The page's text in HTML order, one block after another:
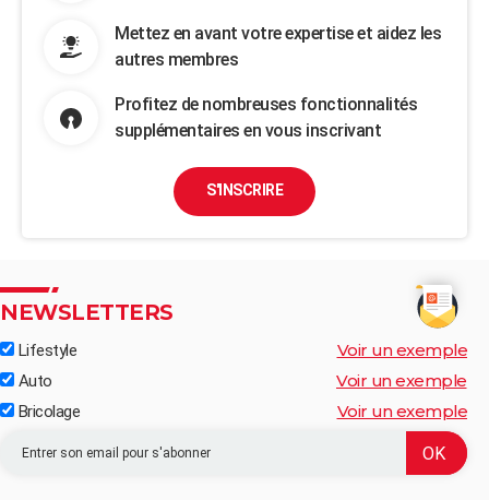
Mettez en avant votre expertise et aidez les
autres membres
Profitez de nombreuses fonctionnalités
supplémentaires en vous inscrivant
S'INSCRIRE
NEWSLETTERS
Lifestyle Voir un exemple
Auto Voir un exemple
Bricolage Voir un exemple